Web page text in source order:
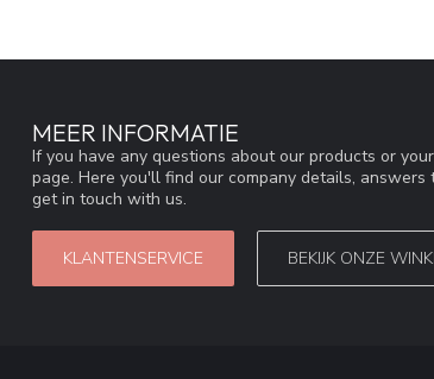
MEER INFORMATIE
If you have any questions about our products or
page. Here you'll find our company details,
get in touch with us.
KLANTENSERVICE BEKIJK ONZE